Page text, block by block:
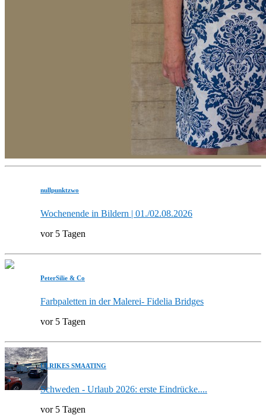
nullpunktzwo
Wochenende in Bildern | 01./02.08.2026
vor 5 Tagen
PeterSilie & Co
Farbpaletten in der Malerei- Fidelia Bridges
vor 5 Tagen
ULRIKES SMAATING
Schweden - Urlaub 2026: erste Eindrücke....
vor 5 Tagen